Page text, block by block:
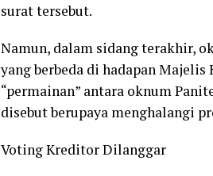
surat tersebut.
Namun, dalam sidang terakhir,
yang berbeda di hadapan
“permainan” antara oknum
disebut berupaya menghalangi
Voting Kreditor Dilanggar